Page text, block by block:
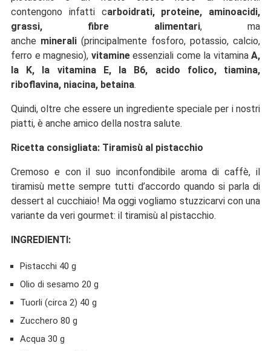
contengono infatti carboidrati, proteine, aminoacidi,
grassi, fibre alimentari, ma
anche minerali (principalmente fosforo, potassio, calcio,
ferro e magnesio), vitamineessenziali come la vitaminaA,
la K, la vitamina E, la B6, acido folico, tiamina,
riboflavina, niacina, betaina.
Quindi, oltre che essere un ingrediente speciale per i nostri
piatti, è anche amico della nostra salute.
Ricetta consigliata: Tiramisù al pistacchio
Cremoso e con il suo inconfondibile aroma di caffè, il
tiramisù mette sempre tutti d’accordo quando si parla di
dessert al cucchiaio! Ma oggi vogliamo stuzzicarvi con una
variante da veri gourmet: il tiramisù al pistacchio.
INGREDIENTI:
Pistacchi 40 g
Olio di sesamo 20 g
Tuorli (circa 2) 40 g
Zucchero 80 g
Acqua 30 g